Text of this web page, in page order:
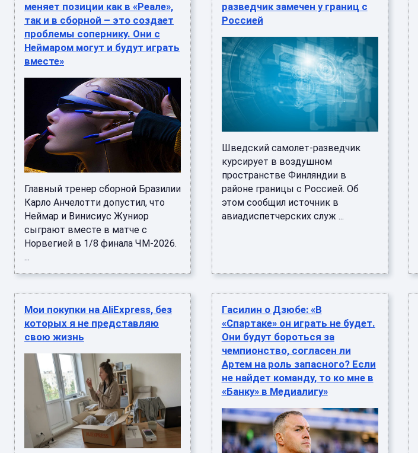
меняет позиции как в «Реале»,
так и в сборной – это создает
проблемы сопернику. Они с
Неймаром могут и будут играть
вместе»
Главный тренер сборной Бразилии
Карло Анчелотти допустил, что
Неймар и Винисиус Жуниор
сыграют вместе в матче с
Норвегией в 1/8 финала ЧМ-2026.
...
разведчик замечен у границ с
Россией
Шведский самолет-разведчик
курсирует в воздушном
пространстве Финляндии в
районе границы с Россией. Об
этом сообщил источник в
авиадиспетчерских служ ...
Мои покупки на AliExpress, без
которых я не представляю
свою жизнь
Гасилин о Дзюбе: «В
«Спартаке» он играть не будет.
Они будут бороться за
чемпионство, согласен ли
Артем на роль запасного? Если
не найдет команду, то ко мне в
«Банку» в Медиалигу»